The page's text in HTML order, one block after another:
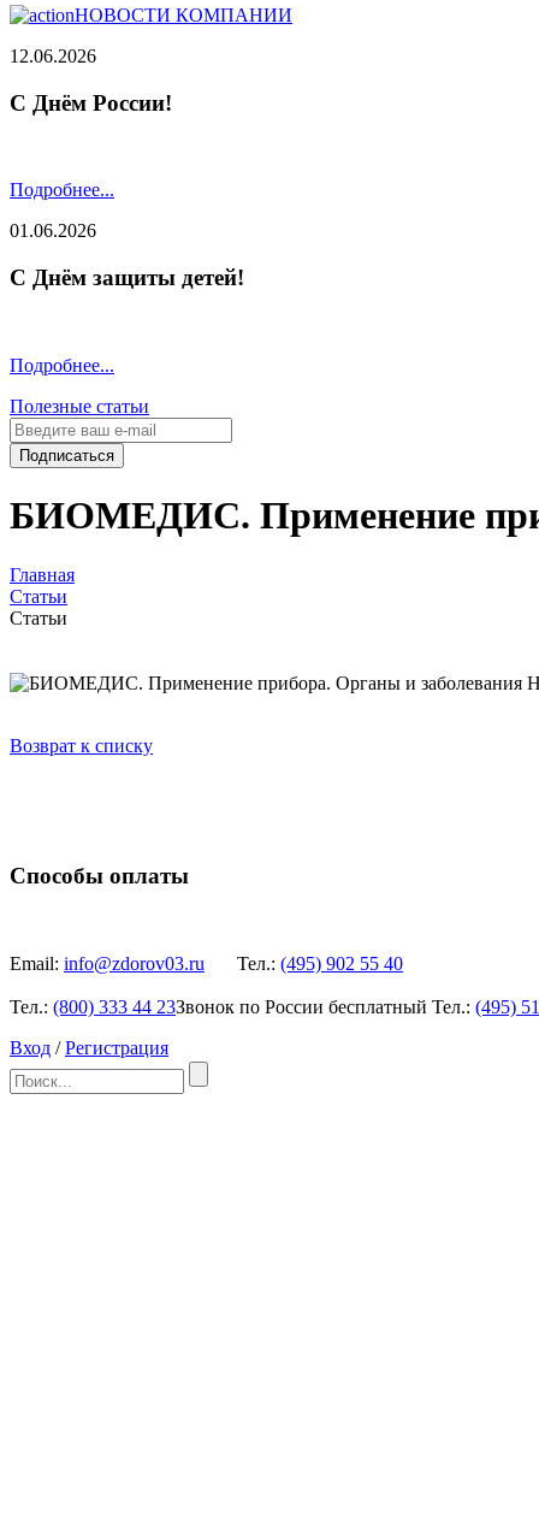
НОВОСТИ КОМПАНИИ
12.06.2026
С Днём России!
Подробнее...
01.06.2026
С Днём защиты детей!
Подробнее...
Полезные статьи
Подписаться
БИОМЕДИС. Применение
Главная
Статьи
Статьи
Возврат к списку
Способы оплаты
Email: info@zdorov03.ru Тел.: (495) 902 55 40
Тел.: (800) 333 44 23Звонок по России бесплатный Тел.: (495)
Вход /Регистрация